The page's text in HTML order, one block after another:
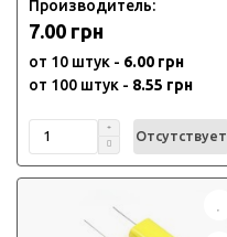
Производитель:
7.00 грн
от 10 штук - 6.00 грн
от 100 штук - 8.55 грн
Отсутствует